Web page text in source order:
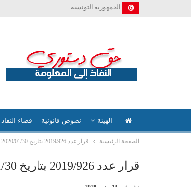
الجمهورية التونسية
الهيئة نصوص قانونية فضاء
الصفحة الرئيسية قرار عدد 2019/926 بتاريخ 2020/01/30
قرار عدد 2019/926 بتاريخ 2020/01/30